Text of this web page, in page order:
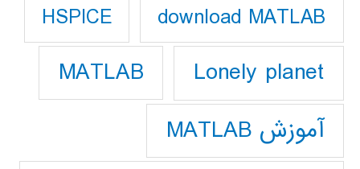
download MATLAB
HSPICE
Lonely planet
MATLAB
آموزش MATLAB